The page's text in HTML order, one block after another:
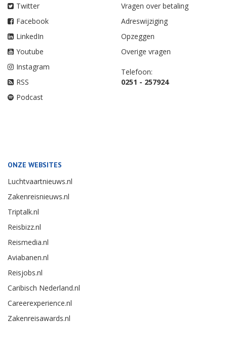
Twitter
Facebook
LinkedIn
Youtube
Instagram
RSS
Podcast
Vragen over betaling
Adreswijziging
Opzeggen
Overige vragen
Telefoon:
0251 - 257924
ONZE WEBSITES
Luchtvaartnieuws.nl
Zakenreisnieuws.nl
Triptalk.nl
Reisbizz.nl
Reismedia.nl
Aviabanen.nl
Reisjobs.nl
Caribisch Nederland.nl
Careerexperience.nl
Zakenreisawards.nl